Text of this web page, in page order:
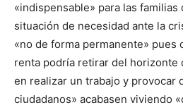
«indispensable» para las
situación de necesidad ante la
«no de forma permanente» pues
renta podría retirar del horizonte
en realizar un trabajo y provocar
ciudadanos» acabasen viviendo